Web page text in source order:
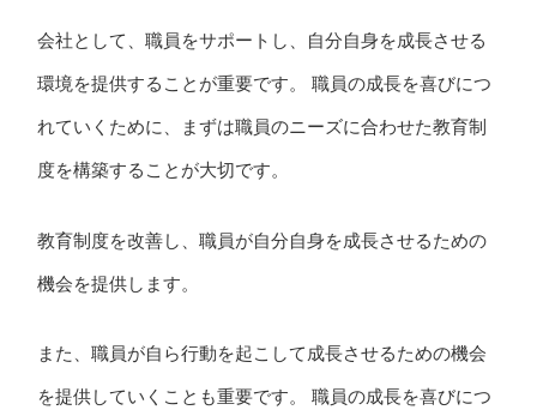
会社として、職員をサポートし、自分自身を成長させる
環境を提供することが重要です。 職員の成長を喜びにつ
れていくために、まずは職員のニーズに合わせた教育制
度を構築することが大切です。
教育制度を改善し、職員が自分自身を成長させるための
機会を提供します。
また、職員が自ら行動を起こして成長させるための機会
を提供していくことも重要です。 職員の成長を喜びにつ